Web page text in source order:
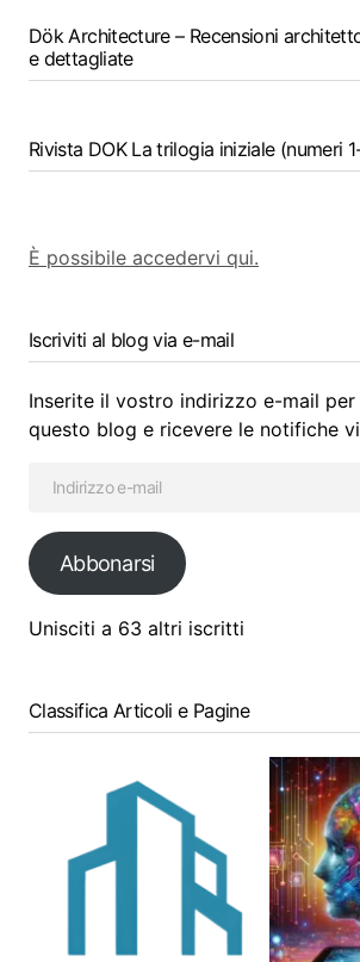
Dök Architecture – Recensioni
e dettagliate
Rivista DOK La trilogia iniziale (numeri
È possibile accedervi qui.
Iscriviti al blog via e-mail
Inserite il vostro indirizzo e-mail
questo blog e ricevere le notifiche
Abbonarsi
Unisciti a 63 altri iscritti
Classifica Articoli e Pagine